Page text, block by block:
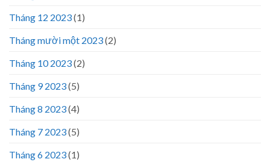
Tháng 12 2023(1)
Tháng mười một 2023(2)
Tháng 10 2023(2)
Tháng 9 2023(5)
Tháng 8 2023(4)
Tháng 7 2023(5)
Tháng 6 2023(1)